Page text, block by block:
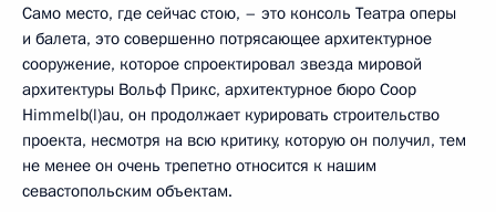
Само место, где сейчас стою, – это консоль Театра оперы
и балета, это совершенно потрясающее архитектурное
сооружение, которое спроектировал звезда мировой
архитектуры Вольф Прикс, архитектурное бюро Coop
Himmelb(l)au, он продолжает курировать строительство
проекта, несмотря на всю критику, которую он получил, тем
не менее он очень трепетно относится к нашим
севастопольским объектам.